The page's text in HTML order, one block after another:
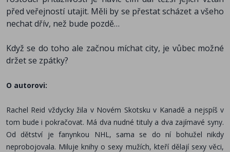
před veřejností utajit. Měli by se přestat scházet a všeho
nechat dřív, než bude pozdě…
Když se do toho ale začnou míchat city, je vůbec možné
držet se zpátky?
O autorovi:
Rachel Reid vždycky žila v Novém Skotsku v Kanadě a nejspíš v
tom bude i pokračovat. Má dva nudné tituly a dva zajímavé syny.
Od dětství je fanynkou NHL, sama se do ní bohužel nikdy
neprobojovala. Miluje knihy o sexy mužích, kteří dělají sexy věci,